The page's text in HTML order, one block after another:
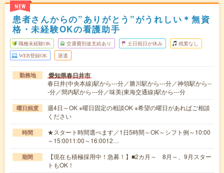
NEW
患者さんからの”ありがとう”がうれしい＊無資
格・未経験OKの看護助手
職種未経験OK 交通費別途支給あり 土日祝日が休み 残業なし
WEB登録OK 派遣
勤務地 愛知県春日井市
春日井(中央本線)駅から---分／勝川駅から---分／神領駅から--
-分／間内駅から---分／味美(東海交通線)駅から---分
曜日頻度
週4日～OK ※曜日固定の相談OK ※希望の曜日があればご相談
ください
時間
★スタート時間選べます／1日5時間～OK～シフト例～10:00
～15:0011:00～16:0012…
期間
【現在も積極採用中！急募！】■2カ月～ 8月～、9月スター
トもOK！